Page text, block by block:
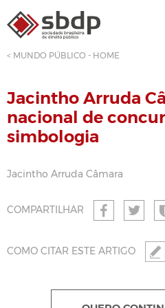
< MUNDO PÚBLICO - HOME
Jacintho Arruda
nacional de
simbologia
COMPARTILHAR
Jacintho Arruda Câmara
COMO CITAR ESTE ARTIGO